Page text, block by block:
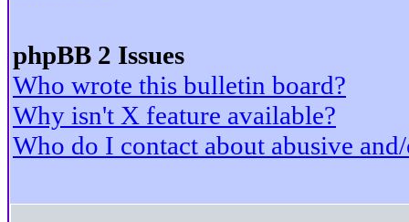
phpBB 2 Issues
Who wrote this bulletin board?
Why isn't X feature available?
Who do I contact about abusive